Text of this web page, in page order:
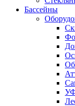
Бассейны